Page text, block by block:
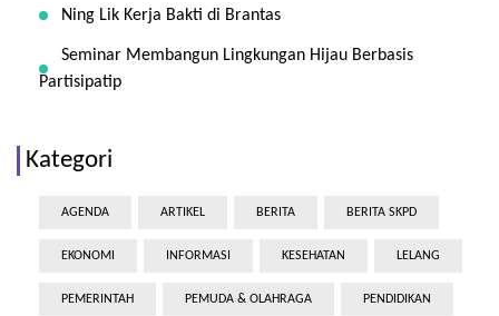
Ning Lik Kerja Bakti di Brantas
Seminar Membangun Lingkungan Hijau Berbasis
Partisipatip
Kategori
AGENDA ARTIKEL BERITA BERITA SKPD
EKONOMI INFORMASI KESEHATAN LELANG
PEMERINTAH PEMUDA & OLAHRAGA PENDIDIKAN